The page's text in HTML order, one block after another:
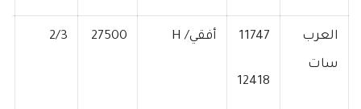
العرب
سات
11747
12418
أفقي/ H 27500
2/3